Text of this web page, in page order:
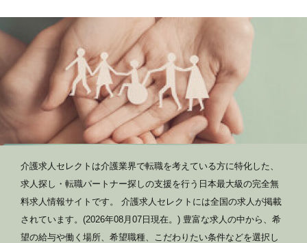
介護求人セレクトは介護業界で転職を考えている方に特化した、
求人探し・転職パートナー探しの支援を行う日本最大級の完全無
料求人情報サイトです。 介護求人セレクトには全国の求人が掲載
されています。(2026年08月07日現在。) 豊富な求人の中から、希
望の給与や働く場所、希望職種、こだわりたい条件などを選択し